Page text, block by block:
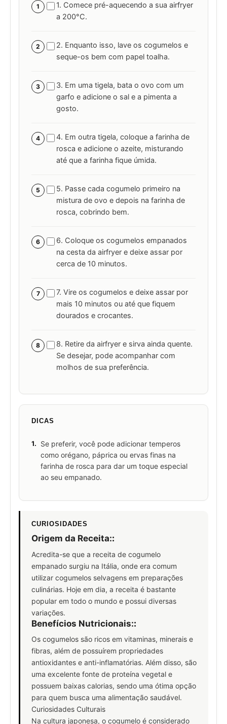
1
1. Comece pré-aquecendo a sua airfryer
a 200°C.
2
2. Enquanto isso, lave os cogumelos e
seque-os bem com papel toalha.
3
3. Em uma tigela, bata o ovo com um
garfo e adicione o sal e a pimenta a
gosto.
4
4. Em outra tigela, coloque a farinha de
rosca e adicione o azeite, misturando
até que a farinha fique úmida.
5
5. Passe cada cogumelo primeiro na
mistura de ovo e depois na farinha de
rosca, cobrindo bem.
6
6. Coloque os cogumelos empanados
na cesta da airfryer e deixe assar por
cerca de 10 minutos.
7
7. Vire os cogumelos e deixe assar por
mais 10 minutos ou até que fiquem
dourados e crocantes.
8
8. Retire da airfryer e sirva ainda quente.
Se desejar, pode acompanhar com
molhos de sua preferência.
DICAS
1.
Se preferir, você pode adicionar temperos
como orégano, páprica ou ervas finas na
farinha de rosca para dar um toque especial
ao seu empanado.
CURIOSIDADES
Origem da Receita::
Acredita-se que a receita de cogumelo
empanado surgiu na Itália, onde era comum
utilizar cogumelos selvagens em preparações
culinárias. Hoje em dia, a receita é bastante
popular em todo o mundo e possui diversas
variações.
Benefícios Nutricionais::
Os cogumelos são ricos em vitaminas, minerais e
fibras, além de possuírem propriedades
antioxidantes e anti-inflamatórias. Além disso, são
uma excelente fonte de proteína vegetal e
possuem baixas calorias, sendo uma ótima opção
para quem busca uma alimentação saudável.
Curiosidades Culturais
Na cultura japonesa, o cogumelo é considerado